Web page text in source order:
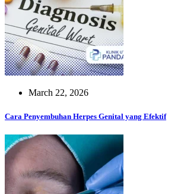
March 22, 2026
Cara Penyembuhan Herpes Genital yang Efektif